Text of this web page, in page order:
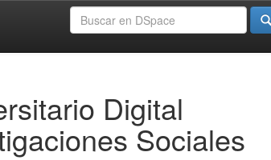
Digital
Sociales